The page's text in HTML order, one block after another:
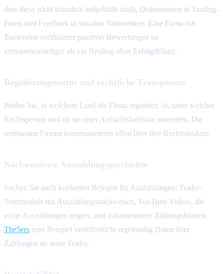
dass diese nicht künstlich aufgebläht sind), Diskussionen in Trading-
Foren und Feedback in sozialen Netzwerken. Eine Firma mit
Tausenden verifizierter positiver Bewertungen ist
vertrauenswürdiger als ein Neuling ohne Erfolgsbilanz.
Regulierungsstatus und rechtliche Transparenz
Prüfen Sie, in welchem Land die Firma registriert ist, unter welcher
Rechtsperson und ob sie einer Aufsichtsbehörde untersteht. Die
seriösesten Firmen kommunizieren offen über ihre Rechtsstruktur.
Nachweisbare Auszahlungsgeschichte
Suchen Sie nach konkreten Belegen für Auszahlungen: Trader-
Testimonials mit Auszahlungsnachweisen, YouTube-Videos, die
echte Auszahlungen zeigen, und dokumentierte Zahlungshistorie.
The5ers zum Beispiel veröffentlicht regelmäßig Daten über
Zahlungen an seine Trader.